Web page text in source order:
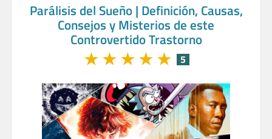
Parálisis del Sueño | Definición, Causas,
Consejos y Misterios de este
Controvertido Trastorno
★★★★★ 5